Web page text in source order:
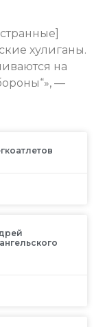
хулиганы.
на
—